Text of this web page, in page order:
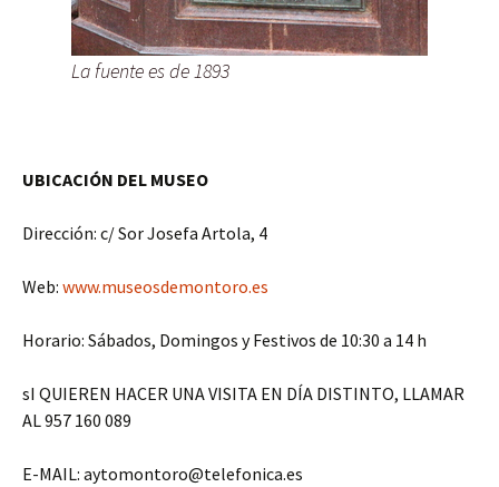
La fuente es de 1893
UBICACIÓN DEL MUSEO
Dirección: c/ Sor Josefa Artola, 4
Web: www.museosdemontoro.es
Horario: Sábados, Domingos y Festivos de 10:30 a 14 h
sI QUIEREN HACER UNA VISITA EN DÍA DISTINTO, LLAMAR
AL 957 160 089
E-MAIL: aytomontoro@telefonica.es